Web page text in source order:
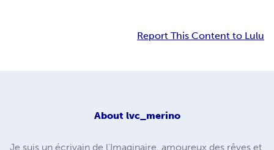
Report This Content to Lulu
About lvc_merino
Je suis un écrivain de l'Imaginaire, amoureux des rêves et